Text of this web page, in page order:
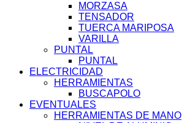
MORZASA
TENSADOR
TUERCA MARIPOSA
VARILLA
PUNTAL
PUNTAL
ELECTRICIDAD
HERRAMIENTAS
BUSCAPOLO
EVENTUALES
HERRAMIENTAS DE MANO